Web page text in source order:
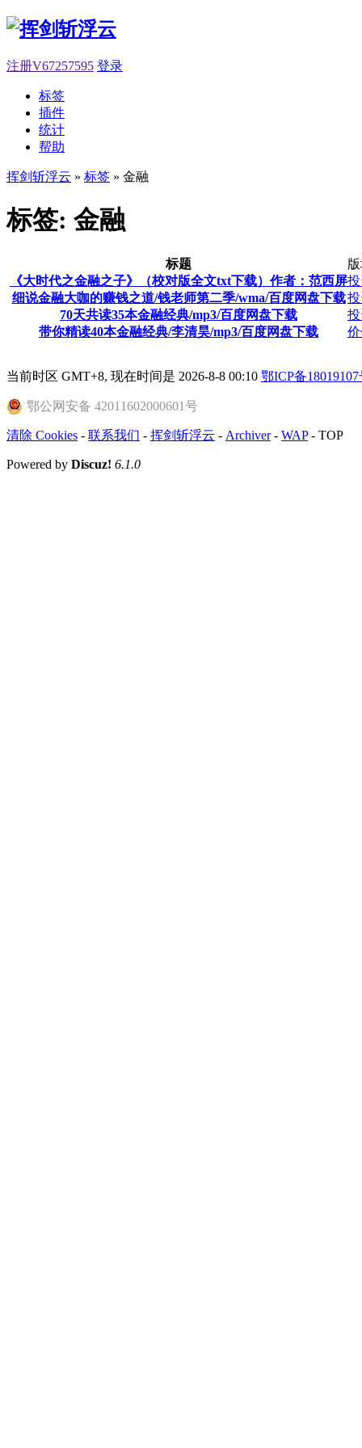
注册V67257595 登录
标签
插件
统计
帮助
挥剑斩浮云 » 标签 » 金融
标签: 金融
标题
《大时代之金融之子》（校对版全文txt下载）作者：范西屏
细说金融大咖的赚钱之道/钱老师第二季/wma/百度网盘下载
70天共读35本金融经典/mp3/百度网盘下载
带你精读40本金融经典/李清昊/mp3/百度网盘下载
当前时区 GMT+8, 现在时间是 2026-8-8 00:10 鄂ICP备18019107
鄂公网安备 42011602000601号
清除 Cookies - 联系我们 - 挥剑斩浮云 - Archiver- WAP- TOP
Powered by Discuz! 6.1.0